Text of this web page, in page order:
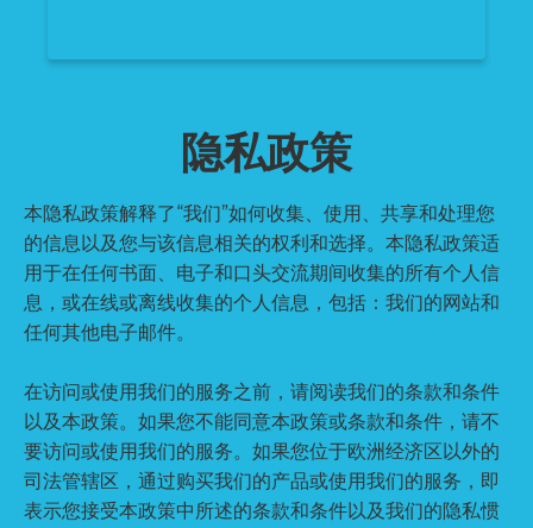
隐私政策
本隐私政策解释了“我们”如何收集、使用、共享和处理您
的信息以及您与该信息相关的权利和选择。本隐私政策适
用于在任何书面、电子和口头交流期间收集的所有个人信
息，或在线或离线收集的个人信息，包括：我们的网站和
任何其他电子邮件。
在访问或使用我们的服务之前，请阅读我们的条款和条件
以及本政策。如果您不能同意本政策或条款和条件，请不
要访问或使用我们的服务。如果您位于欧洲经济区以外的
司法管辖区，通过购买我们的产品或使用我们的服务，即
表示您接受本政策中所述的条款和条件以及我们的隐私惯